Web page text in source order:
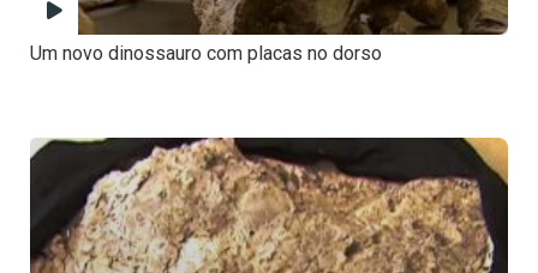
Um novo dinossauro com placas no dorso